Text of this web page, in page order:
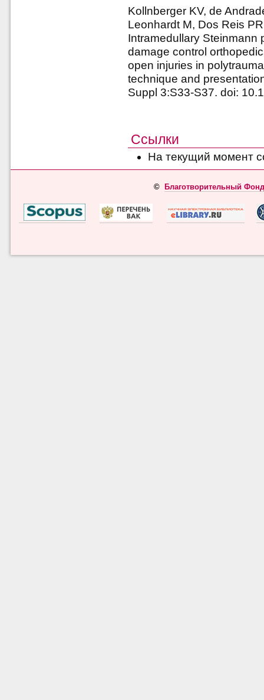
Kollnberger KV, de
Leonhardt M, Dos Reis
Intramedullary Steinmann
damage control
open injuries in
technique and
Suppl 3:S33-S37. doi:
Ссылки
На текущий момент
© Благотворительный